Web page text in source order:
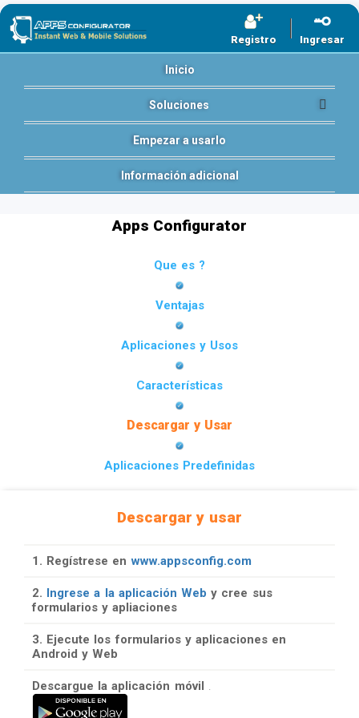
Registro Ingresar
Inicio
Soluciones
Empezar a usarlo
Información adicional
Apps Configurator
Que es ?
Ventajas
Aplicaciones y Usos
Características
Descargar y Usar
Aplicaciones Predefinidas
Descargar y usar
1. Regístrese enwww.appsconfig.com
2. Ingrese a la aplicación Weby cree sus
formularios y apliaciones
3. Ejecute los formularios y aplicaciones en
Android y Web
Descargue la aplicación móvil .